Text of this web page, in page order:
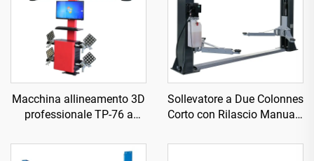
Macchina allineamento 3D
professionale TP-76 a
Sollevatore a Due Colonnes
Corto con Rilascio Manuale